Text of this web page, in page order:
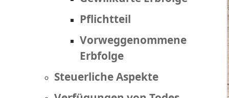
Pflichtteil
Vorweggenommene
Erbfolge
Steuerliche Aspekte